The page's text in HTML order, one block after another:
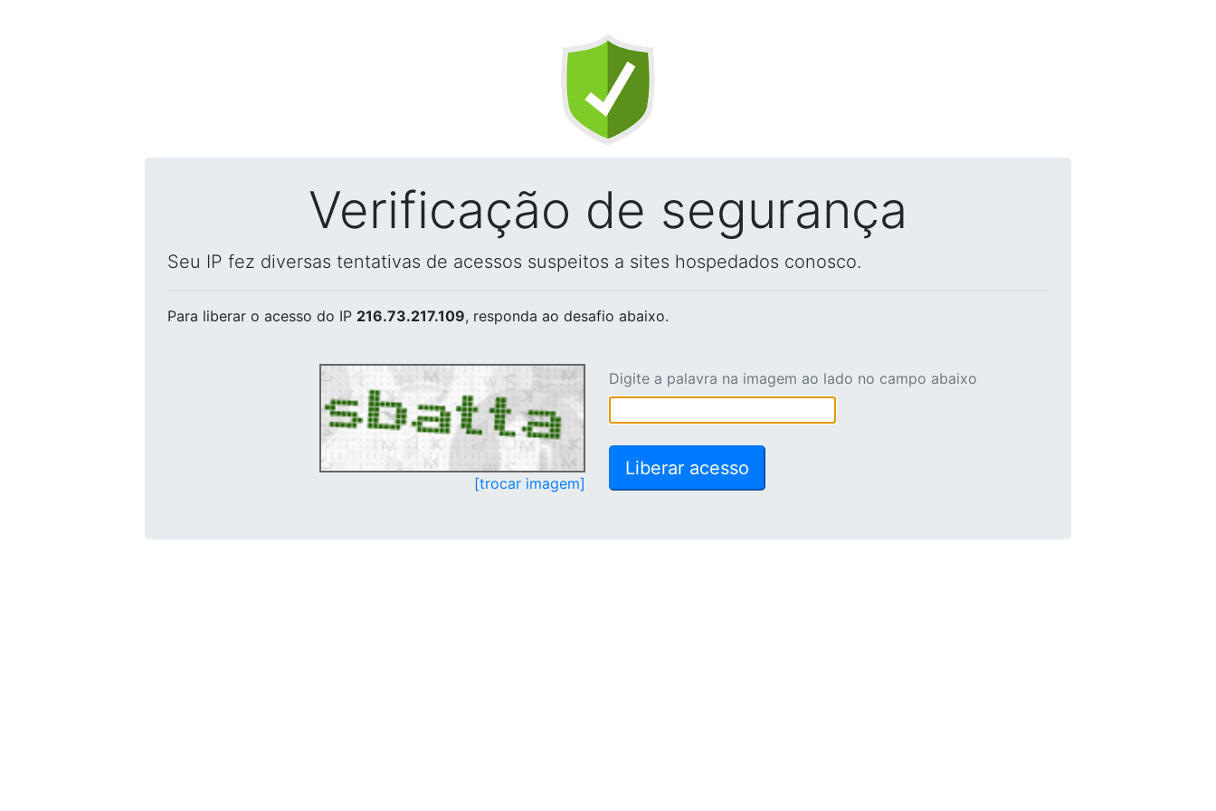
Verificação de segurança
Seu IP fez diversas tentativas de acessos suspeitos a sites hospedados conosco.
Para liberar o acesso do IP 216.73.217.109, responda ao desafio abaixo.
[trocar imagem]
Digite a palavra na imagem ao lado no campo abaixo